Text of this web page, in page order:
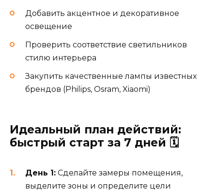
Добавить акцентное и декоративное
освещение
Проверить соответствие светильников
стилю интерьера
Закупить качественные лампы известных
брендов (Philips, Osram, Xiaomi)
Идеальный план действий:
быстрый старт за 7 дней 🗓️
День 1: Сделайте замеры помещения,
выделите зоны и определите цели